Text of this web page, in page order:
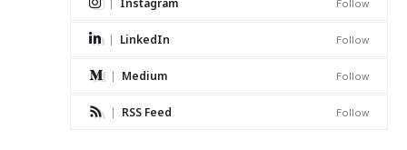
Instagram Follow
LinkedIn Follow
Medium Follow
RSS Feed Follow